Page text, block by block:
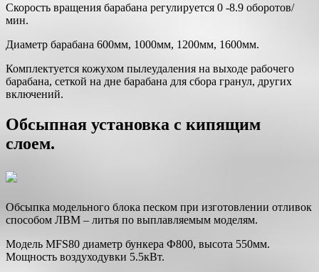
Скорость вращения барабана регулируется 0 -8.9 оборотов/
мин.
Диаметр барабана 600мм, 1000мм, 1200мм, 1600мм.
Комплектуется кожухом пылеудаления на выходе рабочего
барабана, сеткой на дне барабана для сбора гранул, других
включений.
Обсыпная установка с кипящим
слоем.
Обсыпка модельного блока песком при изготовлении отливок
способом ЛВМ – литья по выплавляемым моделям.
Модель MFS80 диаметр бункера Ф800, высота 550мм.
Мощность воздуходувки 5.5кВт.